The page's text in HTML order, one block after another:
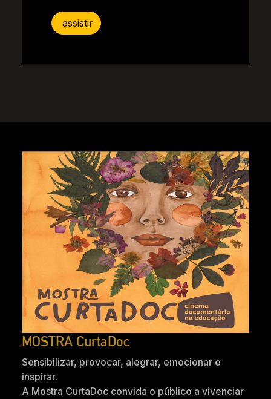
assistir
MOSTRA CurtaDoc
Sensibilizar, provocar, alegrar, emocionar e
inspirar.
A Mostra CurtaDoc convida o público a vivenciar